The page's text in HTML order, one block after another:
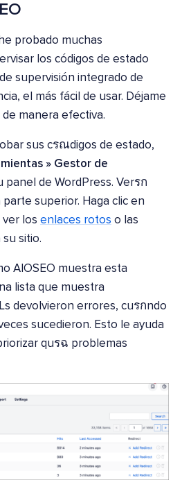
probado muchas
los códigos de estado
supervisión integrado de
el más fácil de usar. Déjame
manera efectiva.
sus cรณdigos de estado,
» Gestor de
panel de WordPress. Verรก
superior. Haga clic en
ver los enlaces rotos o las
sitio.
AIOSEO muestra esta
lista que muestra
devolvieron errores, cuรกndo
sucedieron. Esto le ayuda
quรฉ problemas